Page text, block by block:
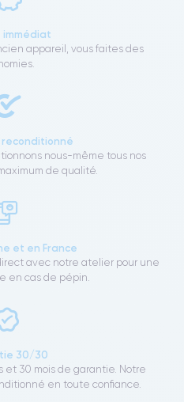
immédiat
appareil, vous faites des
nous-même tous nos
de qualité.
et en France
avec notre atelier pour une
en cas de pépin.
30/30
et 30 mois de garantie. Notre
en toute confiance.